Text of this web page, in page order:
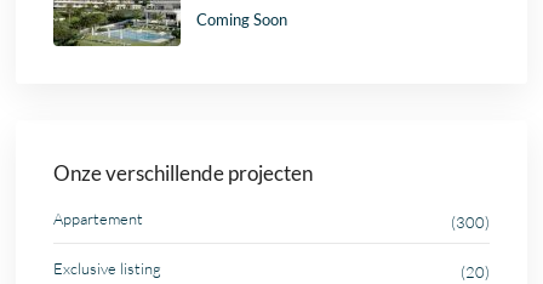
Coming Soon
Onze verschillende projecten
Appartement (300)
Exclusive listing (20)